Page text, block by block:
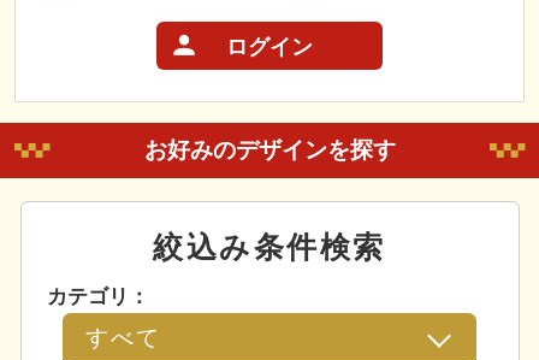
ログイン
お好みのデザインを探す
絞込み条件検索
カテゴリ：